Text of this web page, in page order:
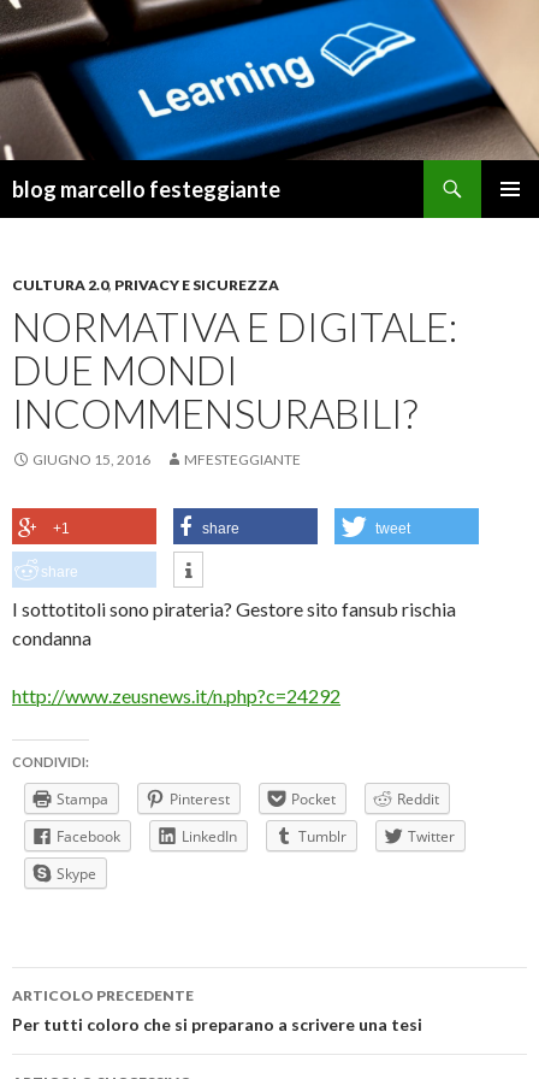
blog marcello festeggiante
CULTURA 2.0, PRIVACY E SICUREZZA
NORMATIVA E DIGITALE:
DUE MONDI
INCOMMENSURABILI?
GIUGNO 15, 2016 MFESTEGGIANTE
+1 share tweet
share
I sottotitoli sono pirateria? Gestore sito fansub rischia
condanna
http://www.zeusnews.it/n.php?c=24292
CONDIVIDI:
Stampa Pinterest Pocket
Reddit
Facebook
LinkedIn Tumblr
Twitter
Skype
Navigazione
articolo
ARTICOLO PRECEDENTE
Per tutti coloro che si preparano a scrivere una tesi